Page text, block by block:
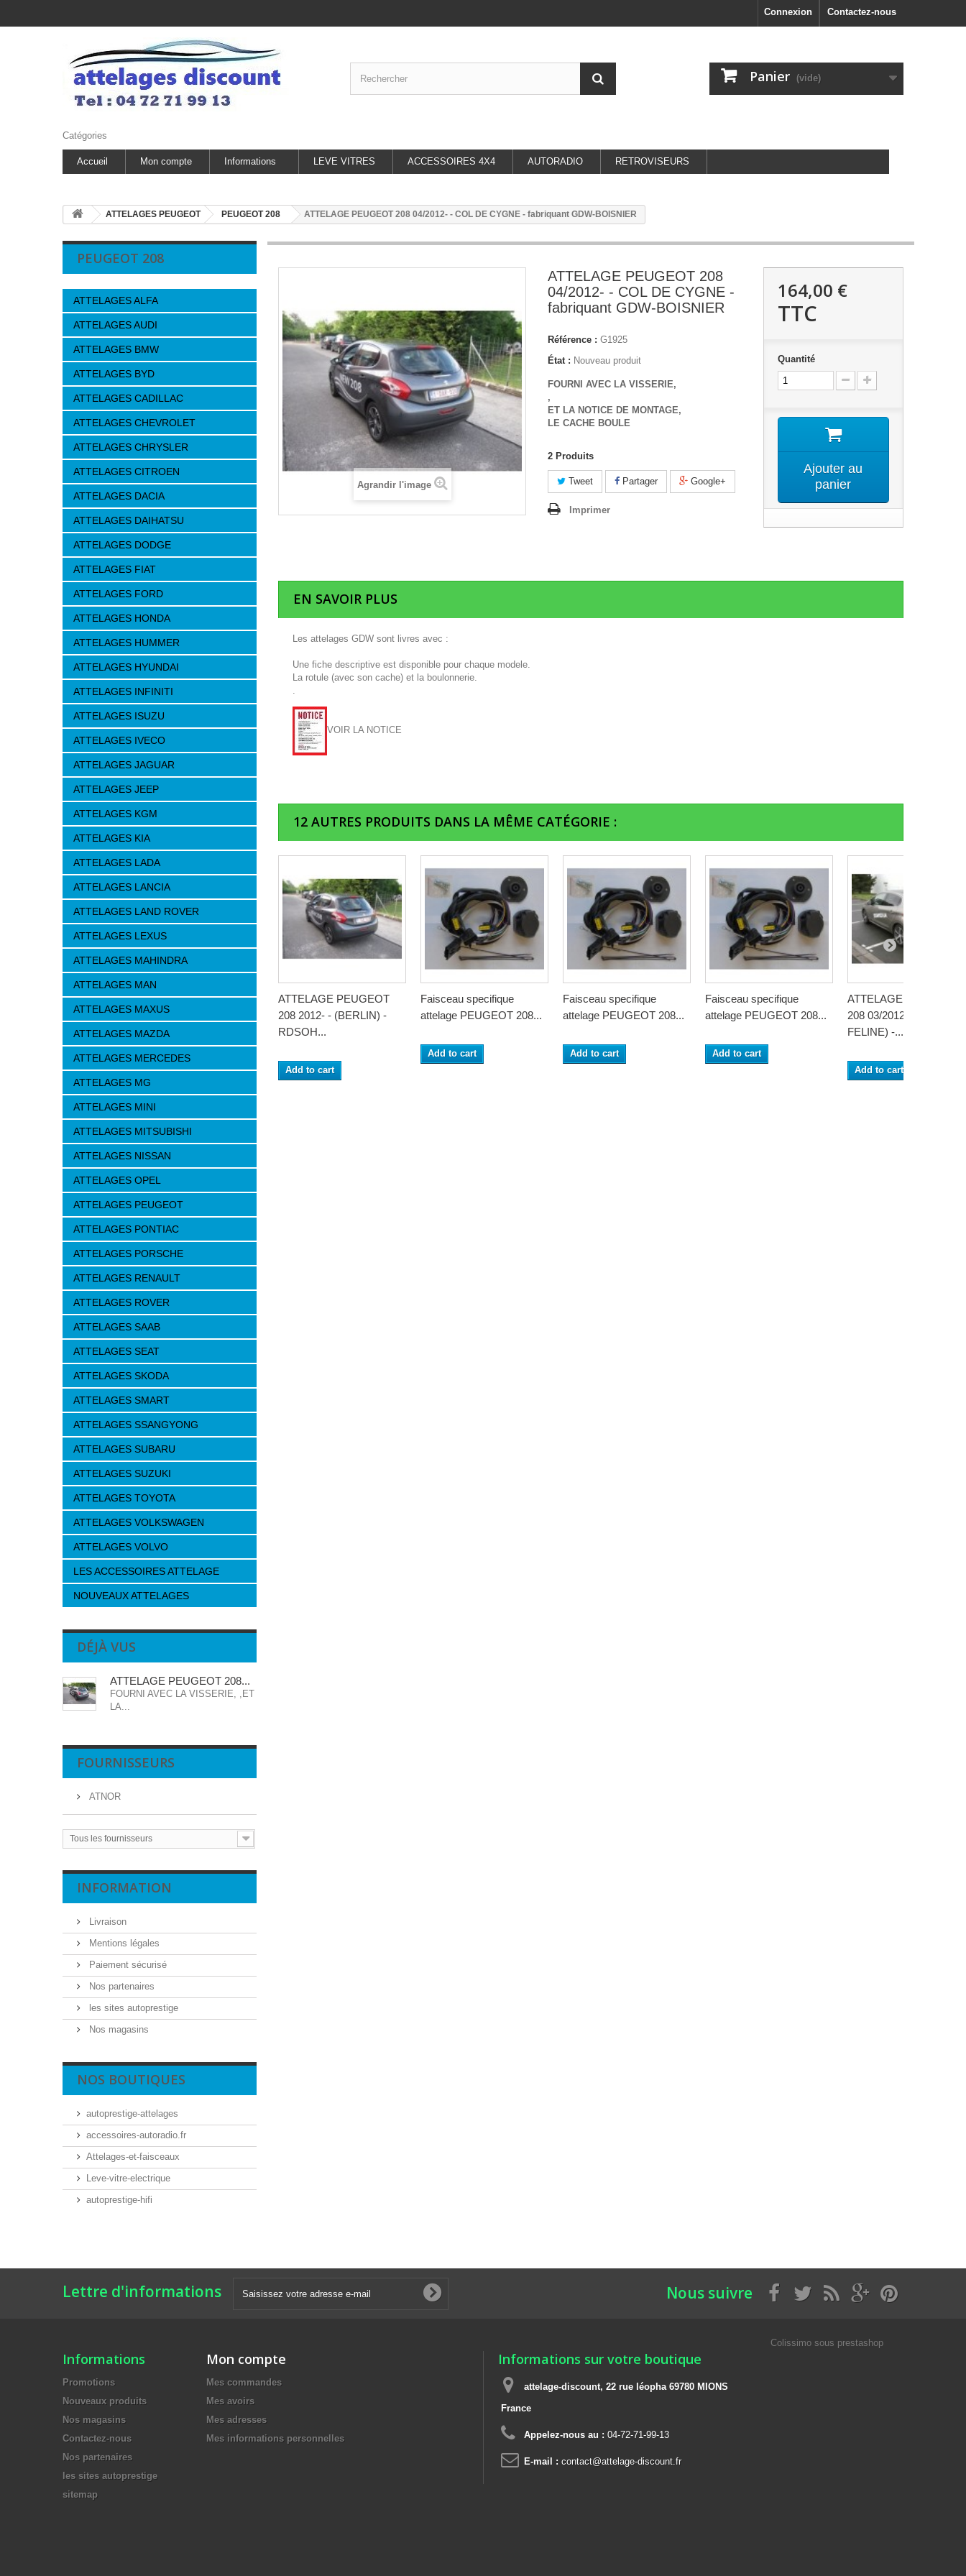
Contactez-nous
Connexion
Panier (vide)
Catégories
Accueil Mon compte Informations LEVE VITRES ACCESSOIRES 4X4 AUTORADIO RETROVISEURS
ATTELAGES PEUGEOT PEUGEOT 208 ATTELAGE PEUGEOT 208 04/2012- - COL DE CYGNE - fabriquant GDW-BOISNIER
PEUGEOT 208
ATTELAGES ALFA
ATTELAGES AUDI
ATTELAGES BMW
ATTELAGES BYD
ATTELAGES CADILLAC
ATTELAGES CHEVROLET
ATTELAGES CHRYSLER
ATTELAGES CITROEN
ATTELAGES DACIA
ATTELAGES DAIHATSU
ATTELAGES DODGE
ATTELAGES FIAT
ATTELAGES FORD
ATTELAGES HONDA
ATTELAGES HUMMER
ATTELAGES HYUNDAI
ATTELAGES INFINITI
ATTELAGES ISUZU
ATTELAGES IVECO
ATTELAGES JAGUAR
ATTELAGES JEEP
ATTELAGES KGM
ATTELAGES KIA
ATTELAGES LADA
ATTELAGES LANCIA
ATTELAGES LAND ROVER
ATTELAGES LEXUS
ATTELAGES MAHINDRA
ATTELAGES MAN
ATTELAGES MAXUS
ATTELAGES MAZDA
ATTELAGES MERCEDES
ATTELAGES MG
ATTELAGES MINI
ATTELAGES MITSUBISHI
ATTELAGES NISSAN
ATTELAGES OPEL
ATTELAGES PEUGEOT
ATTELAGES PONTIAC
ATTELAGES PORSCHE
ATTELAGES RENAULT
ATTELAGES ROVER
ATTELAGES SAAB
ATTELAGES SEAT
ATTELAGES SKODA
ATTELAGES SMART
ATTELAGES SSANGYONG
ATTELAGES SUBARU
ATTELAGES SUZUKI
ATTELAGES TOYOTA
ATTELAGES VOLKSWAGEN
ATTELAGES VOLVO
LES ACCESSOIRES ATTELAGE
NOUVEAUX ATTELAGES
DÉJÀ VUS
ATTELAGE PEUGEOT 208...
FOURNI AVEC LA VISSERIE, ,ET
LA...
FOURNISSEURS
ATNOR
Tous les fournisseurs
INFORMATION
Livraison
Mentions légales
Paiement sécurisé
Nos partenaires
les sites autoprestige
Nos magasins
NOS BOUTIQUES
autoprestige-attelages
accessoires-autoradio.fr
Attelages-et-faisceaux
Leve-vitre-electrique
autoprestige-hifi
Agrandir l'image
ATTELAGE PEUGEOT 208
04/2012- - COL DE CYGNE -
fabriquant GDW-BOISNIER
Référence : G1925
État : Nouveau produit
FOURNI AVEC LA VISSERIE,
,
ET LA NOTICE DE MONTAGE,
LE CACHE BOULE
2 Produits
Tweet Partager Google+
Imprimer
164,00 €
TTC
Quantité
Ajouter au
panier
EN SAVOIR PLUS
Les attelages GDW sont livres avec :
Une fiche descriptive est disponible pour chaque modele.
La rotule (avec son cache) et la boulonnerie.
.
VOIR LA NOTICE
12 AUTRES PRODUITS DANS LA MÊME CATÉGORIE :
ATTELAGE PEUGEOT
208 2012- - (BERLIN) -
RDSOH...
Add to cart
Faisceau specifique
attelage PEUGEOT 208...
Add to cart
Faisceau specifique
attelage PEUGEOT 208...
Add to cart
Faisceau specifique
attelage PEUGEOT 208...
Add to cart
ATTELAGE PEUGEOT
208 03/2012- (Sauf GTI
FELINE) -...
Add to cart
Lettre d'informations Nous suivre
Informations
Promotions
Nouveaux produits
Nos magasins
Contactez-nous
Nos partenaires
les sites autoprestige
sitemap
Mon compte
Mes commandes
Mes avoirs
Mes adresses
Mes informations personnelles
Informations sur votre boutique
attelage-discount, 22 rue léopha 69780 MIONS
France
Appelez-nous au : 04-72-71-99-13
E-mail : contact@attelage-discount.fr
Colissimo sous prestashop